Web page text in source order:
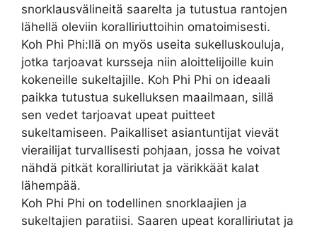
snorklausvälineitä saarelta ja tutustua rantojen
lähellä oleviin koralliriuttoihin omatoimisesti.
Koh Phi Phi:llä on myös useita sukelluskouluja,
jotka tarjoavat kursseja niin aloittelijoille kuin
kokeneille sukeltajille. Koh Phi Phi on ideaali
paikka tutustua sukelluksen maailmaan, sillä
sen vedet tarjoavat upeat puitteet
sukeltamiseen. Paikalliset asiantuntijat vievät
vierailijat turvallisesti pohjaan, jossa he voivat
nähdä pitkät koralliriutat ja värikkäät kalat
lähempää.
Koh Phi Phi on todellinen snorklaajien ja
sukeltajien paratiisi. Saaren upeat koralliriutat ja